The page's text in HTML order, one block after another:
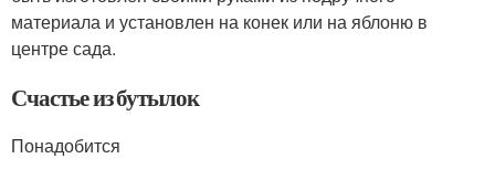
материала и установлен на конек или на яблоню в
центре сада.
Счастье из бутылок
Понадобится